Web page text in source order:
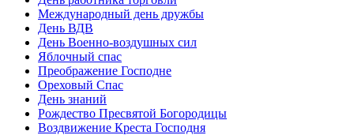
Международный день дружбы
День ВДВ
День Военно-воздушных сил
Яблочный спас
Преображение Господне
Ореховый Спас
День знаний
Рождество Пресвятой Богородицы
Воздвижение Креста Господня